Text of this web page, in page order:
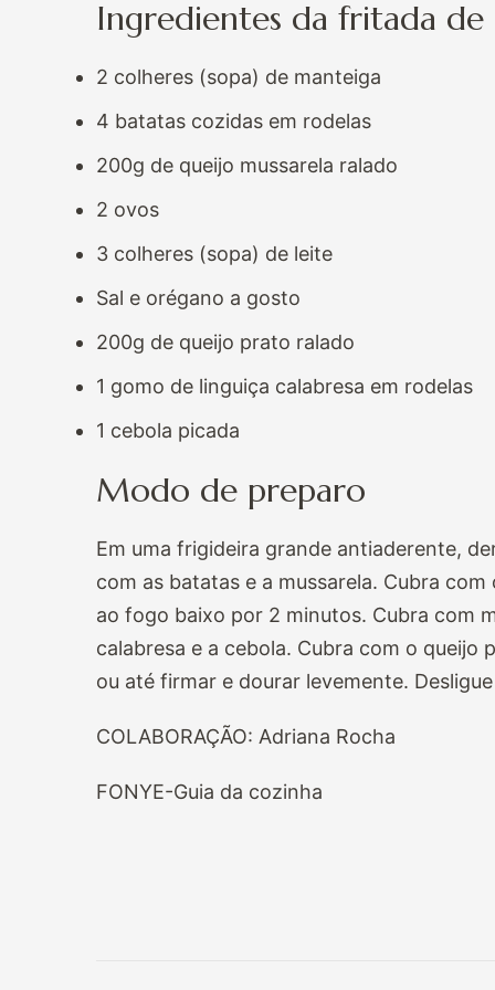
Ingredientes da fritada
2 colheres (sopa) de manteiga
4 batatas cozidas em rodelas
200g de queijo mussarela ralado
2 ovos
3 colheres (sopa) de leite
Sal e orégano a gosto
200g de queijo prato ralado
1 gomo de linguiça calabresa em rodelas
1 cebola picada
Modo de preparo
Em uma frigideira grande antiaderente,
com as batatas e a mussarela. Cubra
ao fogo baixo por 2 minutos. Cubra com
calabresa e a cebola. Cubra com o
ou até firmar e dourar levemente.
COLABORAÇÃO: Adriana Rocha
FONYE-Guia da cozinha